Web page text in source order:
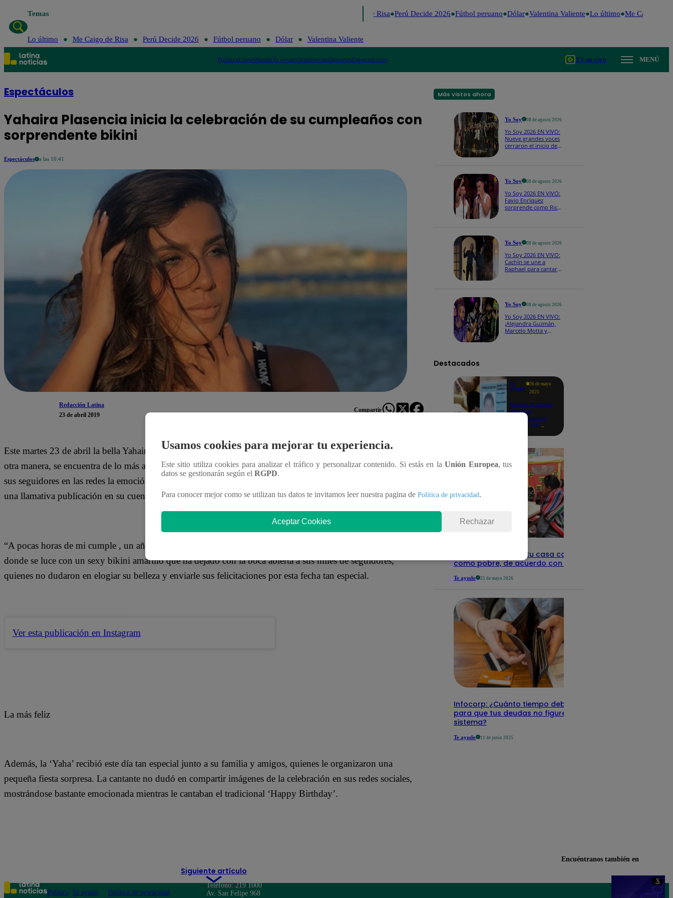
X
Temas Me Caigo de Risa Perú Decide 2026 Fútbol peruano Dólar Valentina Valiente Lo último Me Caigo de
Lo último Me Caigo de Risa Perú Decide 2026 Fútbol peruano Dólar Valentina Valiente
PolíticaLimaMundoTe ayudoTendenciasDeportesEspectáculos TV en vivo MENÚ
Espectáculos
Yahaira Plasencia inicia la celebración de su cumpleaños con
sorprendente bikini
Espectáculos a las 10:41
Redacción Latina
23 de abril 2019
Compartir
Este martes 23 de abril la bella Yahaira Plasencia celebra su cumpleaños número 25 y, como no podía ser de
otra manera, se encuentra de lo más alegre por esta fecha. Es por eso que la salsera no dudó en compartir con
sus seguidores en las redes la emoción que sentía a pocas horas de cumplir un año más de vida, realizando
una llamativa publicación en su cuenta de Instagram.
“A pocas horas de mi cumple , un año más y a la vez uno menos”, se puede leer en el post de la cantante,
donde se luce con un sexy bikini amarillo que ha dejado con la boca abierta a sus miles de seguidores,
quienes no dudaron en elogiar su belleza y enviarle sus felicitaciones por esta fecha tan especial.
Ver esta publicación en Instagram
La más feliz
Además, la ‘Yaha’ recibió este día tan especial junto a su familia y amigos, quienes le organizaron una
pequeña fiesta sorpresa. La cantante no dudó en compartir imágenes de la celebración en sus redes sociales,
mostrándose bastante emocionada mientras le cantaban el tradicional ‘Happy Birthday’.
Siguiente artículo
Más vistos ahora
Yo Soy 08 de agosto 2026
Yo Soy 2026 EN VIVO:
Nueve grandes voces
cerraron el inicio de
Yo Soy 08 de agosto 2026
Yo Soy 2026 EN VIVO:
Favio Enríquez
sorprende como Ricky
Yo Soy 08 de agosto 2026
Yo Soy 2026 EN VIVO:
Cachín se une a
Raphael para cantar
Yo Soy 08 de agosto 2026
Yo Soy 2026 EN VIVO:
¡Alejandra Guzmán,
Marcelo Motta y
Destacados
Te
ayudo
26 de mayo
2025
Revisa si tienes
deudas
consultando
con tu DNI:
Revisa con tu DNI si tu casa califica
como pobre, de acuerdo con el Sisfoh
Te ayudo 25 de mayo 2026
Infocorp: ¿Cuánto tiempo debe pasar
para que tus deudas no figuren en su
sistema?
Te ayudo 11 de junio 2025
Usamos cookies para mejorar tu experiencia.
Este sitio utiliza cookies para analizar el tráfico y personalizar contenido. Si estás en laUnión Europea, tus
datos se gestionarán según el RGPD.
Para conocer mejor como se utilizan tus datos te invitamos leer nuestra pagina de Política de privacidad.
Aceptar Cookies Rechazar
Encuéntranos también en
Política Te ayudo
Política de privacidad
Teléfono: 219 1000
Av. San Felipe 968